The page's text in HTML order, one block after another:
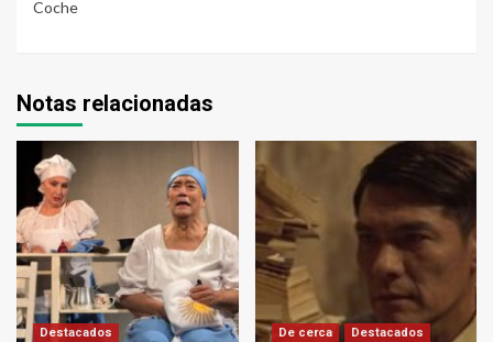
Coche
Notas relacionadas
Destacados
De cerca
Destacados